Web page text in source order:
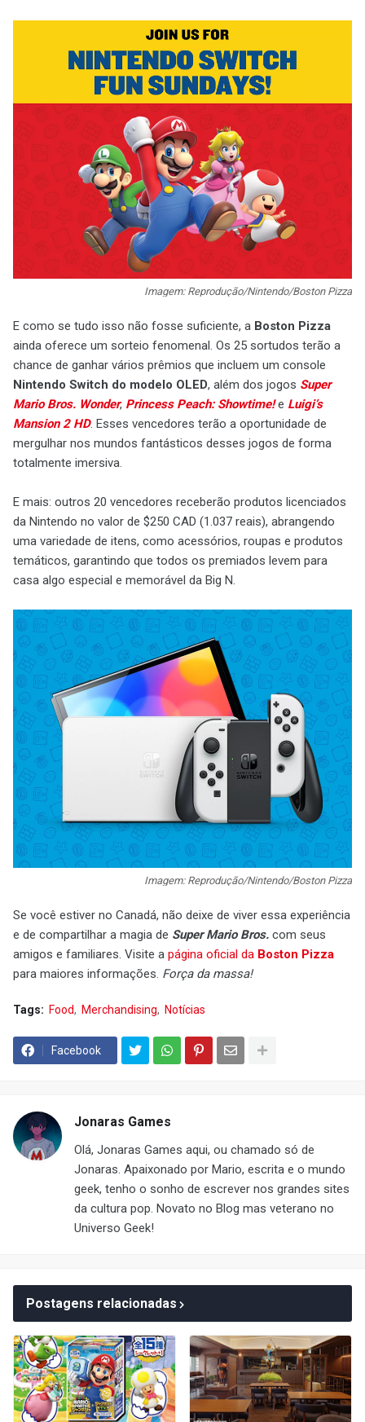
Imagem: Reprodução/Nintendo/Boston Pizza
E como se tudo isso não fosse suficiente, a Boston Pizza
ainda oferece um sorteio fenomenal. Os 25 sortudos terão a
chance de ganhar vários prêmios que incluem um console
Nintendo Switch do modelo OLED, além dos jogos Super
Mario Bros. Wonder, Princess Peach: Showtime!e Luigi’s
Mansion 2 HD. Esses vencedores terão a oportunidade de
mergulhar nos mundos fantásticos desses jogos de forma
totalmente imersiva.
E mais: outros 20 vencedores receberão produtos licenciados
da Nintendo no valor de $250 CAD (1.037 reais), abrangendo
uma variedade de itens, como acessórios, roupas e produtos
temáticos, garantindo que todos os premiados levem para
casa algo especial e memorável da Big N.
Imagem: Reprodução/Nintendo/Boston Pizza
Se você estiver no Canadá, não deixe de viver essa experiência
e de compartilhar a magia de Super Mario Bros. com seus
amigos e familiares. Visite a página oficial da Boston Pizza
para maiores informações. Força da massa!
Tags: Food Merchandising Notícias
Facebook
Jonaras Games
Olá, Jonaras Games aqui, ou chamado só de
Jonaras. Apaixonado por Mario, escrita e o mundo
geek, tenho o sonho de escrever nos grandes sites
da cultura pop. Novato no Blog mas veterano no
Universo Geek!
Postagens relacionadas